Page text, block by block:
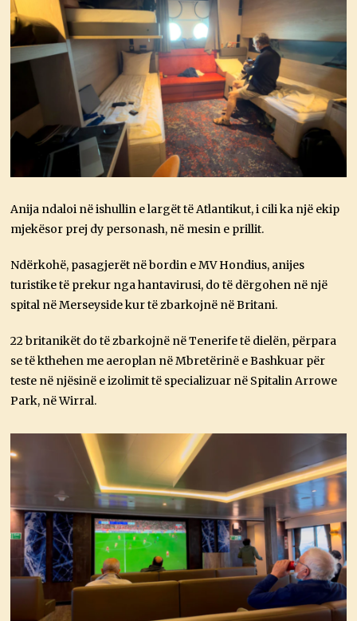
Anija ndaloi në ishullin e largët të Atlantikut, i cili ka një ekip
mjekësor prej dy personash, në mesin e prillit.
Ndërkohë, pasagjerët në bordin e MV Hondius, anijes
turistike të prekur nga hantavirusi, do të dërgohen në një
spital në Merseyside kur të zbarkojnë në Britani.
22 britanikët do të zbarkojnë në Tenerife të dielën, përpara
se të kthehen me aeroplan në Mbretërinë e Bashkuar për
teste në njësinë e izolimit të specializuar në Spitalin Arrowe
Park, në Wirral.